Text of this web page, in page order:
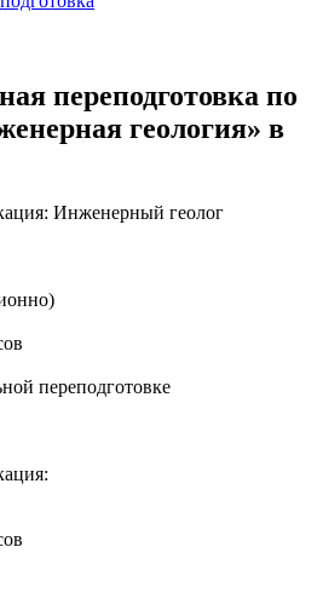
переподготовка по
геология» в
Инженерный геолог
переподготовке